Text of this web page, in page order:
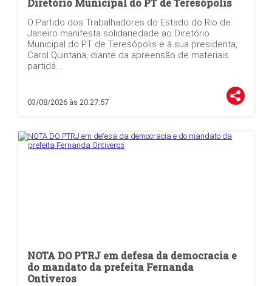
Diretório Municipal do PT de Teresópolis
O Partido dos Trabalhadores do Estado do Rio de
Janeiro manifesta solidariedade ao Diretório
Municipal do PT de Teresópolis e à sua presidenta,
Carol Quintana, diante da apreensão de materiais
partidá...
03/08/2026 às 20:27:57
NOTA DO PTRJ em defesa da democracia e
do mandato da prefeita Fernanda
Ontiveros